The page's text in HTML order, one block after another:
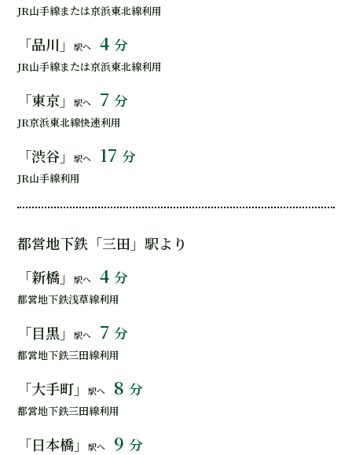
JR山手線または京浜東北線利用
「品川」駅へ 4 分
JR山手線または京浜東北線利用
「東京」駅へ 7 分
JR京浜東北線快速利用
「渋谷」駅へ 17 分
JR山手線利用
都営地下鉄「三田」駅より
「新橋」駅へ 4 分
都営地下鉄浅草線利用
「目黒」駅へ 7 分
都営地下鉄三田線利用
「大手町」駅へ 8 分
都営地下鉄三田線利用
「日本橋」駅へ 9 分